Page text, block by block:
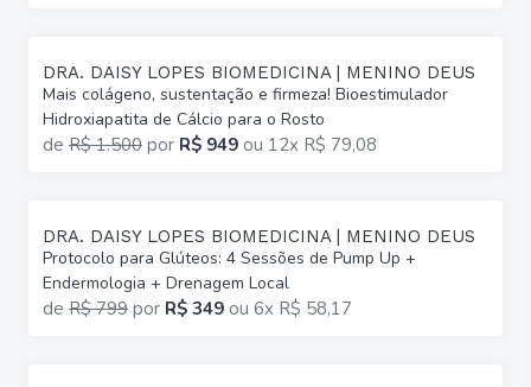
DRA. DAISY LOPES BIOMEDICINA | MENINO DEUS
Mais colágeno, sustentação e firmeza! Bioestimulador
Hidroxiapatita de Cálcio para o Rosto
de R$ 1.500 por R$ 949 ou 12x R$ 79,08
DRA. DAISY LOPES BIOMEDICINA | MENINO DEUS
Protocolo para Glúteos: 4 Sessões de Pump Up +
Endermologia + Drenagem Local
de R$ 799 por R$ 349 ou 6x R$ 58,17